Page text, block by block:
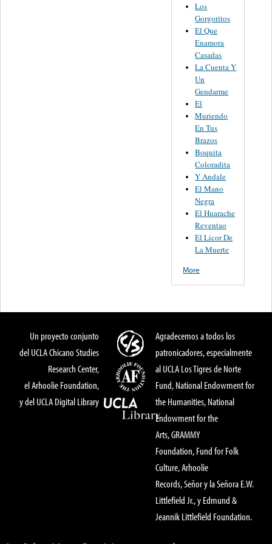
Los
Gorgoritos
El Que
Enamora
Casadas
La Cuenta Y
Un
Gendarme
El
Muriendo
En Tus
Brazos
Boquita
Coloradita
Y Andale
El Mano
Negra
El Huarache
Reventao
El Licor De
La Muerte
More
Un proyecto conjunto
del UCLA Chicano Studies
Research Center,
el Arhoolie Foundation,
y del UCLA Digital Library
Agradecemos a todos los
patronicadores, especialmente
al UCLA Los Tigres de Norte
Fund, National Endowment for
the Humanities, National
Endowment for the
Arts, GRAMMY
Foundation, Fund for Folk
Culture, Arhoolie
Records, Señor y la Señora E.W.
Littlefield Jr., y Edmund &
Jeannik Littlefield Foundation.